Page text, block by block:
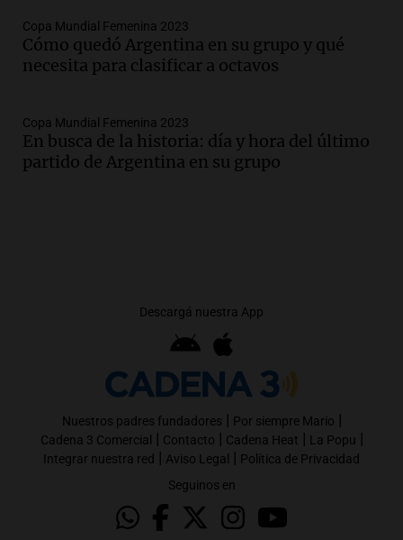
Copa Mundial Femenina 2023
Cómo quedó Argentina en su grupo y qué
necesita para clasificar a octavos
Copa Mundial Femenina 2023
En busca de la historia: día y hora del último
partido de Argentina en su grupo
Descargá nuestra App
Nuestros padres fundadores | Por siempre Mario |
Cadena 3 Comercial | Contacto | Cadena Heat | La Popu |
Integrar nuestra red | Aviso Legal | Política de Privacidad
Seguinos en